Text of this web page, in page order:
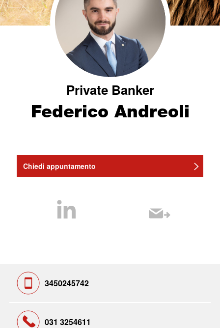
Private Banker
Federico Andreoli
Chiedi appuntamento
3450245742
031 3254611